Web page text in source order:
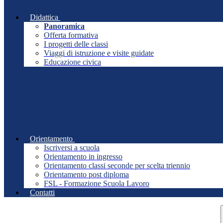
Didattica
Panoramica
Offerta formativa
I progetti delle classi
Viaggi di istruzione e visite guidate
Educazione civica
Orientamento
Iscriversi a scuola
Orientamento in ingresso
Orientamento classi seconde per scelta triennio
Orientamento post diploma
FSL - Formazione Scuola Lavoro
Contatti